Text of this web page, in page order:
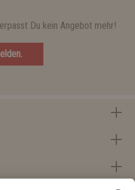
Du kein Angebot mehr!